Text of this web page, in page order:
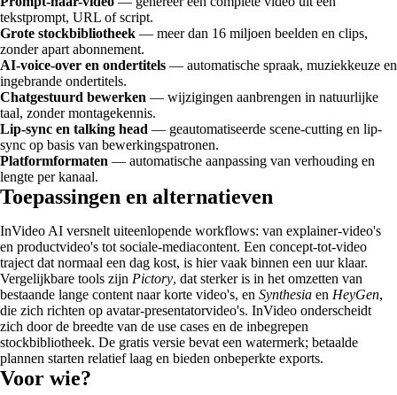
tekstprompt, URL of script.
Grote stockbibliotheek — meer dan 16 miljoen beelden en clips,
zonder apart abonnement.
AI-voice-over en ondertitels — automatische spraak, muziekkeuze en
ingebrande ondertitels.
Chatgestuurd bewerken — wijzigingen aanbrengen in natuurlijke
taal, zonder montagekennis.
Lip-sync en talking head — geautomatiseerde scene-cutting en lip-
sync op basis van bewerkingspatronen.
Platformformaten — automatische aanpassing van verhouding en
lengte per kanaal.
Toepassingen en alternatieven
InVideo AI versnelt uiteenlopende workflows: van explainer-video's
en productvideo's tot sociale-mediacontent. Een concept-tot-video
traject dat normaal een dag kost, is hier vaak binnen een uur klaar.
Vergelijkbare tools zijn Pictory, dat sterker is in het omzetten van
bestaande lange content naar korte video's, en Synthesia en HeyGen,
die zich richten op avatar-presentatorvideo's. InVideo onderscheidt
zich door de breedte van de use cases en de inbegrepen
stockbibliotheek. De gratis versie bevat een watermerk; betaalde
plannen starten relatief laag en bieden onbeperkte exports.
Voor wie?